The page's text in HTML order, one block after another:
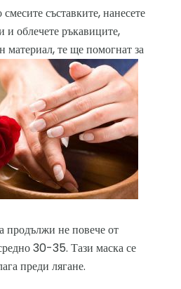
съставките, нанесете
и облечете ръкавиците,
материал, те ще помогнат за
продължи не повече от
30-35. Тази маска се
преди лягане.